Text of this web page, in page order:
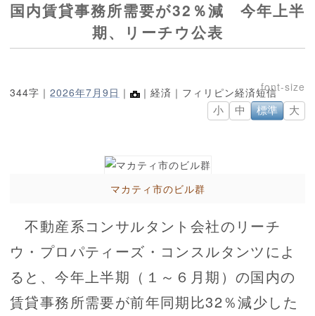
国内賃貸事務所需要が32％減 今年上半
期、リーチウ公表
344字｜ 2026年7月9日 ｜ ｜経済｜フィリピン経済短信
小 中 標準 大
マカティ市のビル群
不動産系コンサルタント会社のリーチ
ウ・プロパティーズ・コンスルタンツによ
ると、今年上半期（１～６月期）の国内の
賃貸事務所需要が前年同期比32％減少した